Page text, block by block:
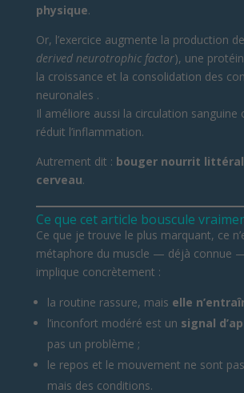
physique.
Or, l’exercice augmente la production
derived neurotrophic factor), une
la croissance et la consolidation des
neuronales .
Il améliore aussi la circulation sanguine
réduit l’inflammation.
Autrement dit : bouger nourrit
cerveau.
Ce que cet article bouscule
Ce que je trouve le plus marquant, ce
métaphore du muscle — déjà connue —
implique concrètement :
la routine rassure, mais elle
l’inconfort modéré est un signal
pas un problème ;
le repos et le mouvement ne sont
mais des conditions.